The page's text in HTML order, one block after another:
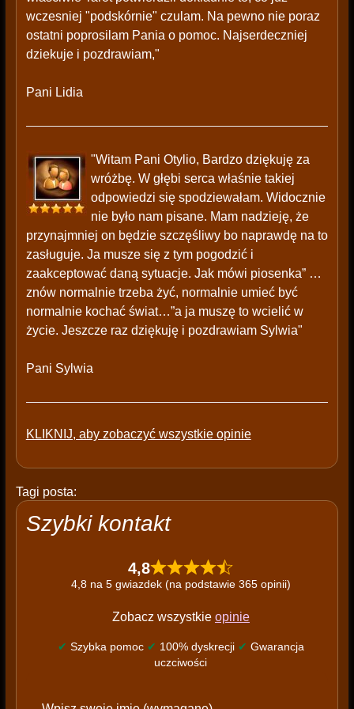
wczesniej "podskórnie" czulam. Na pewno nie poraz
ostatni poprosilam Pania o pomoc. Najserdeczniej
dziekuje i pozdrawiam,"
Pani Lidia
"Witam Pani Otylio, Bardzo dziękuję za
wróżbę. W głębi serca właśnie takiej
odpowiedzi się spodziewałam. Widocznie
nie było nam pisane. Mam nadzieję, że
przynajmniej on będzie szczęśliwy bo naprawdę na to
zasługuje. Ja musze się z tym pogodzić i
zaakceptować daną sytuacje. Jak mówi piosenka” …
znów normalnie trzeba żyć, normalnie umieć być
normalnie kochać świat…”a ja muszę to wcielić w
życie. Jeszcze raz dziękuję i pozdrawiam Sylwia"
Pani Sylwia
KLIKNIJ, aby zobaczyć wszystkie opinie
Tagi posta:
Szybki kontakt
4,8
4,8 na 5 gwiazdek (na podstawie 365 opinii)
Zobacz wszystkie opinie
✔ Szybka pomoc ✔ 100% dyskrecji ✔ Gwarancja
uczciwości